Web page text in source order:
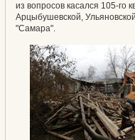
из вопросов касался 105-го
Арцыбушевской,
"Самара".